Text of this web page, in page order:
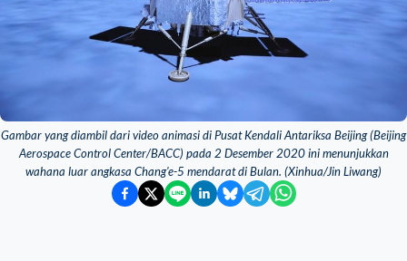
Gambar yang diambil dari video animasi di Pusat Kendali Antariksa Beijing (Beijing
Aerospace Control Center/BACC) pada 2 Desember 2020 ini menunjukkan
wahana luar angkasa Chang'e-5 mendarat di Bulan. (Xinhua/Jin Liwang)